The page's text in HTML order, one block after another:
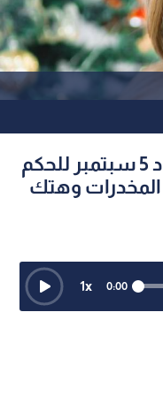
محكمة جنايات القاهرة تحدد 5 سبتمبر للحكم
وهتك
0:00
1x